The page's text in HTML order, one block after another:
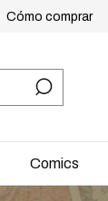
Cómo comprar
Comics